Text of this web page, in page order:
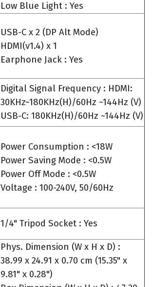
Low Blue Light : Yes
USB-C x 2 (DP Alt Mode)
HDMI(v1.4) x 1
Earphone Jack : Yes
Digital Signal Frequency : HDMI:
30KHz~180KHz(H)/60Hz ~144Hz (V)
USB-C: 180KHz(H)/60Hz ~144Hz (V)
Power Consumption : <18W
Power Saving Mode : <0.5W
Power Off Mode : <0.5W
Voltage : 100-240V, 50/60Hz
1/4" Tripod Socket : Yes
Phys. Dimension (W x H x D) :
38.99 x 24.91 x 0.70 cm (15.35" x
9.81" x 0.28")